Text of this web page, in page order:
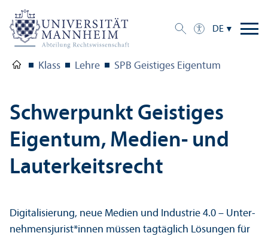
DE
Klass Lehre SPB Geistiges Eigentum
Schwerpunkt Geistiges
Eigentum, Medien- und
Lauterkeits­recht
Digitalisierung, neue Medien und Industrie 4.0 – Unter­
nehmens­jurist*innen müssen tagtäglich Lösungen für